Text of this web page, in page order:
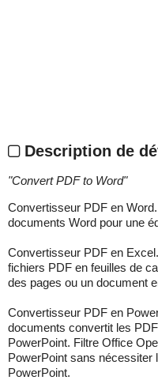
Description de
"Convert PDF to Word"
Convertisseur PDF en
documents Word pour une
Convertisseur PDF en
fichiers PDF en feuilles de
des pages ou un document
Convertisseur PDF en
documents convertit les
PowerPoint. Filtre Office
PowerPoint sans nécessiter
PowerPoint.